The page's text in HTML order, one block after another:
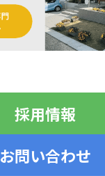
採用情報
お問い合わせ